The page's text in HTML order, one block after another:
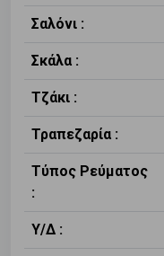
Σαλόνι :
Σκάλα :
Τζάκι :
Τραπεζαρία :
Τύπος Ρεύματος
:
Υ/Δ :